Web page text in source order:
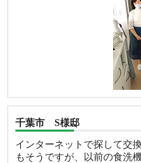
千葉市 S様邸
インターネットで探して交
もそうですが、以前の食洗